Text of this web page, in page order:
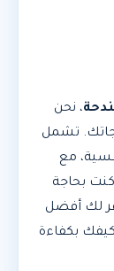
، نحن
تشمل
مع
بحاجة
لك أفضل
بكفاءة